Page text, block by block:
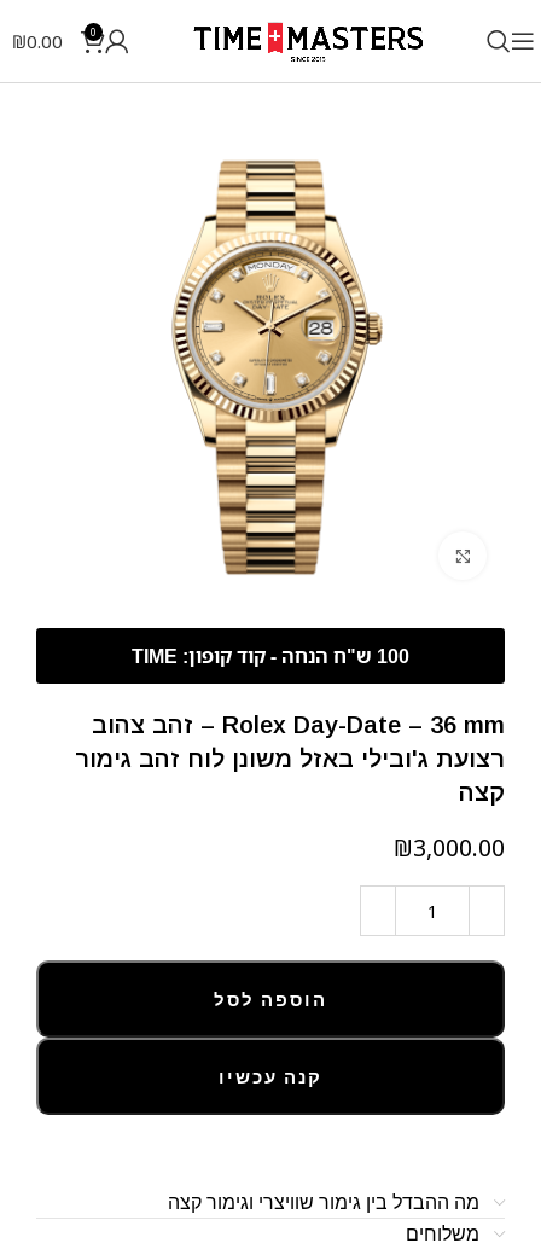
0
₪0.00
Rolex Day-Date – 36 mm – זהב צהוב
רצועת ג'ובילי באזל משונן לוח זהב גימור
קצה
₪
הוספה לסל
קנה עכשיו
מה ההבדל בין גימור שוויצרי וגימור קצה
משלוחים